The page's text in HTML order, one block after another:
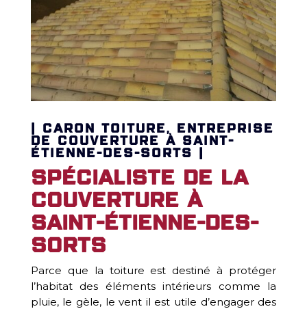
| CARON TOITURE, ENTREPRISE
DE COUVERTURE À SAINT-
ÉTIENNE-DES-SORTS |
Spécialiste de la
couverture à
Saint-Étienne-des-
Sorts
Parce que la toiture est destiné à protéger
l’habitat des éléments intérieurs comme la
pluie, le gèle, le vent il est utile d’engager des